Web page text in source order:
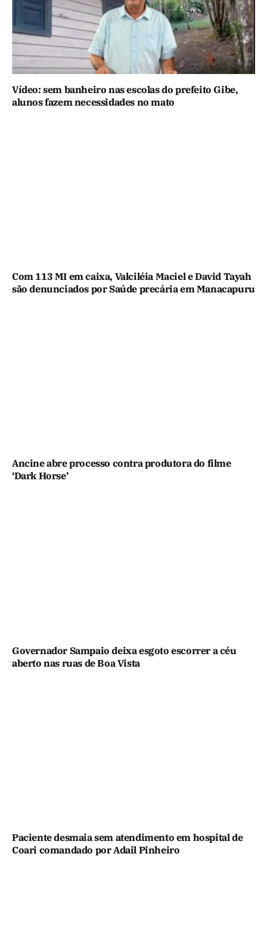
Vídeo: sem banheiro nas escolas do prefeito Gibe,
alunos fazem necessidades no mato
Com 113 MI em caixa, Valciléia Maciel e David Tayah
são denunciados por Saúde precária em Manacapuru
Ancine abre processo contra produtora do filme
‘Dark Horse’
Governador Sampaio deixa esgoto escorrer a céu
aberto nas ruas de Boa Vista
Paciente desmaia sem atendimento em hospital de
Coari comandado por Adail Pinheiro